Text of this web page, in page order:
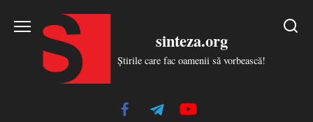
sinteza.org
Știrile care fac oamenii să vorbească!